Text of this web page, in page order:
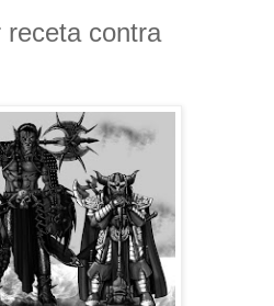
receta contra